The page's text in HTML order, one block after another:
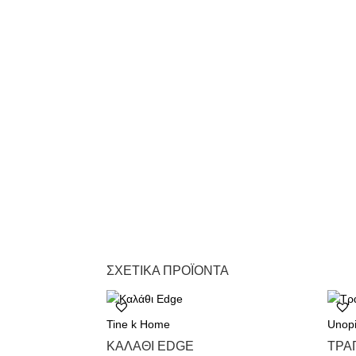
ΣΧΕΤΙΚΆ ΠΡΟΪΌΝΤΑ
Tine k Home
ΚΑΛΆΘΙ EDGE